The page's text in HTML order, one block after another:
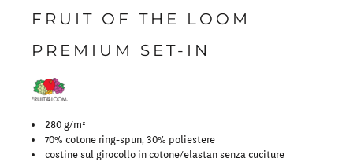
FRUIT OF THE LOOM
PREMIUM SET-IN
280 g/m²
70% cotone ring-spun, 30% poliestere
costine sul girocollo in cotone/elastan senza cuciture